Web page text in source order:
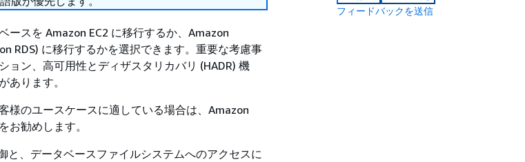
ースを Amazon EC2 に移行するか、Amazon
RDS) に移行するかを選択できます。重要な考慮事
ョン、高可用性とディザスタリカバリ (HADR) 機
あります。
様のユースケースに適している場合は、Amazon
お勧めします。
と、データベースファイルシステムへのアクセスに
フィードバックを送信